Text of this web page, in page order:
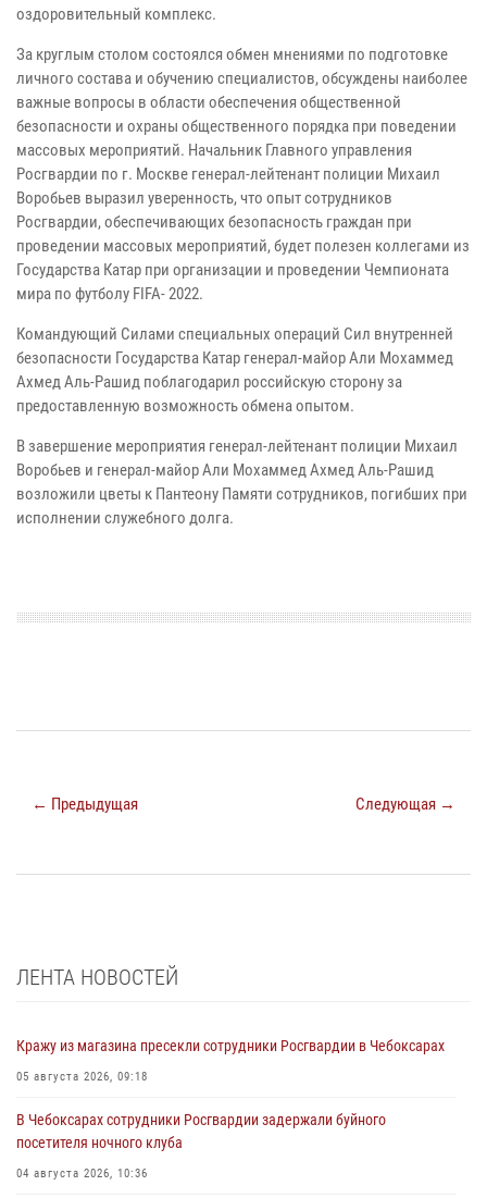
оздоровительный комплекс.
За круглым столом состоялся обмен мнениями по подготовке
личного состава и обучению специалистов, обсуждены наиболее
важные вопросы в области обеспечения общественной
безопасности и охраны общественного порядка при поведении
массовых мероприятий. Начальник Главного управления
Росгвардии по г. Москве генерал-лейтенант полиции Михаил
Воробьев выразил уверенность, что опыт сотрудников
Росгвардии, обеспечивающих безопасность граждан при
проведении массовых мероприятий, будет полезен коллегами из
Государства Катар при организации и проведении Чемпионата
мира по футболу FIFA- 2022.
Командующий Силами специальных операций Сил внутренней
безопасности Государства Катар генерал-майор Али Мохаммед
Ахмед Аль-Рашид поблагодарил российскую сторону за
предоставленную возможность обмена опытом.
В завершение мероприятия генерал-лейтенант полиции Михаил
Воробьев и генерал-майор Али Мохаммед Ахмед Аль-Рашид
возложили цветы к Пантеону Памяти сотрудников, погибших при
исполнении служебного долга.
← Предыдущая Следующая →
ЛЕНТА НОВОСТЕЙ
Кражу из магазина пресекли сотрудники Росгвардии в Чебоксарах
05 августа 2026, 09:18
В Чебоксарах сотрудники Росгвардии задержали буйного
посетителя ночного клуба
04 августа 2026, 10:36